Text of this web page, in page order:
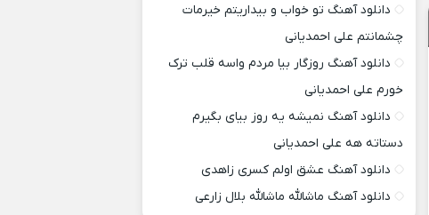
دانلود آهنگ تو خواب و بیداریتم خیرمات
چشمانتم علی احمدیانی
دانلود آهنگ روزگار بیا مردم واسه قلب ترک
خورم علی احمدیانی
دانلود آهنگ نمیشه یه روز بیای بگیرم
دستاته هه علی احمدیانی
دانلود آهنگ عشق اولم کسری زاهدی
دانلود آهنگ ماشالله ماشالله بلال زارعی